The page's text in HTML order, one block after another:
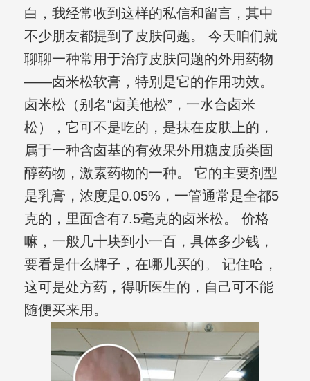
白，我经常收到这样的私信和留言，其中
不少朋友都提到了皮肤问题。 今天咱们就
聊聊一种常用于治疗皮肤问题的外用药物
——卤米松软膏，特别是它的作用功效。
卤米松（别名“卤美他松”，一水合卤米
松），它可不是吃的，是抹在皮肤上的，
属于一种含卤基的有效果外用糖皮质类固
醇药物，激素药物的一种。 它的主要剂型
是乳膏，浓度是0.05%，一管通常是全都5
克的，里面含有7.5毫克的卤米松。 价格
嘛，一般几十块到小一百，具体多少钱，
要看是什么牌子，在哪儿买的。 记住哈，
这可是处方药，得听医生的，自己可不能
随便买来用。